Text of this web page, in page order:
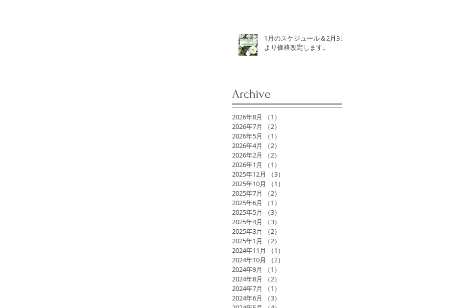
1月のスケジュール＆2月3日
より価格改定します。
Archive
2026年8月 （1）
2026年7月
（2）
2026年5月
（1）
2026年4月
（2）
2026年2月
（2）
2026年1月
（1）
2025年12月
（3）
2025年10月
（1）
2025年7月
（2）
2025年6月
（1）
2025年5月
（3）
2025年4月
（3）
2025年3月
（2）
2025年1月
（2）
2024年11月
（1）
2024年10月
（2）
2024年9月
（1）
2024年8月
（2）
2024年7月
（1）
2024年6月
（3）